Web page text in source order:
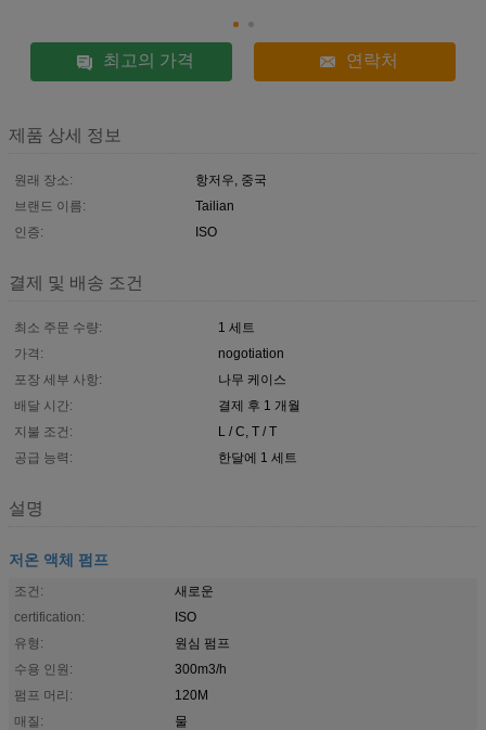
최고의 가격 연락처
제품 상세 정보
원래 장소:
항저우, 중국
브랜드 이름:
Tailian
인증:
ISO
결제 및 배송 조건
최소 주문 수량:
1 세트
가격:
nogotiation
포장 세부 사항:
나무 케이스
배달 시간:
결제 후 1 개월
지불 조건:
L / C, T / T
공급 능력:
한달에 1 세트
설명
저온 액체 펌프
조건:
새로운
certification:
ISO
유형:
원심 펌프
수용 인원:
300m3/h
펌프 머리:
120M
매질:
물